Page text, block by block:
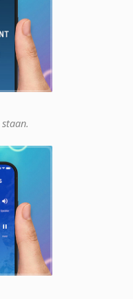
staan.